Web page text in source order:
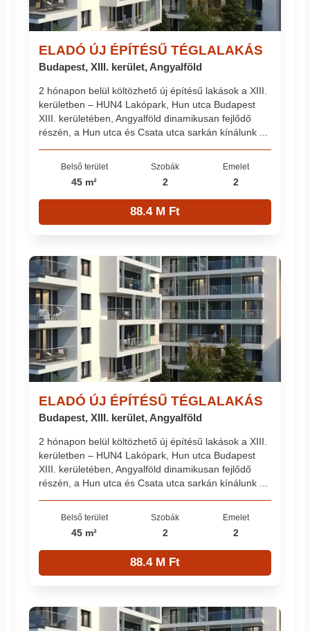
ELADÓ ÚJ ÉPÍTÉSŰ TÉGLALAKÁS
Budapest, XIII. kerület, Angyalföld
2 hónapon belül költözhető új építésű lakások a XIII.
kerületben – HUN4 Lakópark, Hun utca Budapest
XIII. kerületében, Angyalföld dinamikusan fejlődő
részén, a Hun utca és Csata utca sarkán kínálunk ...
Belső terület
45 m²
Szobák
2
Emelet
2
88.4 M Ft
ELADÓ ÚJ ÉPÍTÉSŰ TÉGLALAKÁS
Budapest, XIII. kerület, Angyalföld
2 hónapon belül költözhető új építésű lakások a XIII.
kerületben – HUN4 Lakópark, Hun utca Budapest
XIII. kerületében, Angyalföld dinamikusan fejlődő
részén, a Hun utca és Csata utca sarkán kínálunk ...
Belső terület
45 m²
Szobák
2
Emelet
2
88.4 M Ft